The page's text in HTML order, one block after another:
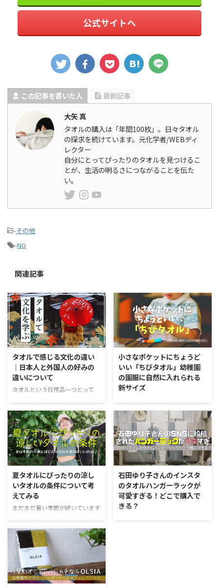
公式サイトへ
この記事を書いた人
最新記事
大矢 真
タオルの購入は「年間100枚」。日々タオル
の探求を続けています。元化学者/WEBディ
レクター
自分にとってぴったりのタオルを見つけるこ
とが、生活の明るさにつながることを伝た
い。
-その他
-NG
関連記事
タオルで感じる文化の違い
｜日本人と外国人の好みの
違いについて
タオルという日用品一つとって
というのを感じます。 日本人と
外国人がそれぞれタオルに持って
いる感覚の違いは、単なる素材や
サイズの選好だけでなく、生活様
式、美意識に深く根ざしたものに
なります。 今回は海外と日本の
タオルとの付き合い方の違いにつ
いてみていきましょう。 日本人
のタオル観は『機能と礼儀』 日
本人は「柔らかさ」「吸水性」
「肌ざわり」を非常に重視しま
に「触れた瞬間に吸水する」性能
が品質基準として定められている
のは、日本人がタオルに「快適
さ」と「 ...
小さなポケットにちょうど
いい「ちびタオル」幼稚園
の園服に自然に入れられる
新サイズ
にもっていかせるハンカチ。 最近
では園や学校からタオル生地で指
定されることが増えてきていま
す。やはりしっかりお水を吸える
タオル生地は優秀。油断するとす
ぐに手が汚れる子供たちですか
ら、しっかりとしたハンカチを持
たせて欲しいというが先生たちの
希望なのでしょう。 ちびタオル
サイズは子供にぴったり ハンカ
チタオルというサイズも多くあり
夏タオルにぴったりの涼し
いタオルの条件について考
えてみる
まだまだ暑い季節が続いています
し冷たいくらいのシャワーを浴び
た方が気持ちが良かったりする気
候ですよね。実際に我が家で子供
たちをお風呂に入れるときには、
身体を温めてから仕上げにお水を
かけてあげています。 クーラー
のついたお部屋に入る瞬間の涼し
石田ゆり子さんのインスタ
のタオルハンガーラックが
可愛すぎる！どこで購入で
きる？